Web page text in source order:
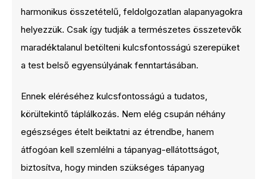
harmonikus összetételű, feldolgozatlan alapanyagokra
helyezzük. Csak így tudják a természetes összetevők
maradéktalanul betölteni kulcsfontosságú szerepüket
a test belső egyensúlyának fenntartásában.
Ennek eléréséhez kulcsfontosságú a tudatos,
körültekintő táplálkozás. Nem elég csupán néhány
egészséges ételt beiktatni az étrendbe, hanem
átfogóan kell szemlélni a tápanyag-ellátottságot,
biztosítva, hogy minden szükséges tápanyag